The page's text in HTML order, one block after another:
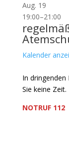
Aug. 19
19:00–21:00
Kalender
In dringenden
Sie keine Zeit.
NOTRUF 112